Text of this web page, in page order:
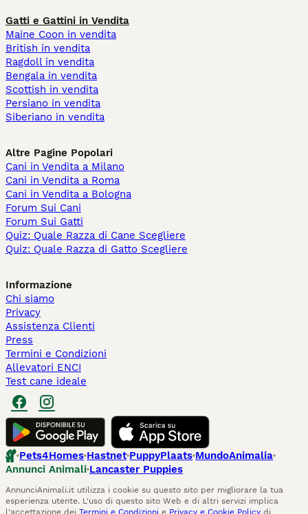
Gatti e Gattini in Vendita
Maine Coon in vendita
British in vendita
Ragdoll in vendita
Bengala in vendita
Scottish in vendita
Persiano in vendita
Siberiano in vendita
Altre Pagine Popolari
Cani in Vendita a Milano
Cani in Vendita a Roma
Cani in Vendita a Bologna
Forum Sui Cani
Forum Sui Gatti
Quiz: Quale Razza di Cane Scegliere
Quiz: Quale Razza di Gatto Scegliere
Informazione
Chi siamo
Privacy
Assistenza Clienti
Press
Termini e Condizioni
Allevatori ENCI
Test cane ideale
Pets4Homes Hastnet PuppyPlaats MundoAnimalia
Annunci Animali Lancaster Puppies
AnnunciAnimali.it utilizza i cookie su questo sito per migliorare la tua
esperienza utente. L'uso di questo sito Web e di altri servizi implica